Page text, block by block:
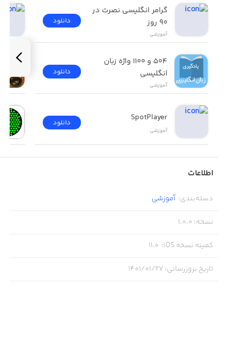
پیام رسان و پیام های سیستمی
و...
٩٠ روز
آموزشی
دانلود
انگلیسی
آموزشی
دانلود
SpotPlayer
آموزشی
دانلود
اطلاعات
دسته‌بندی: آموزشی
نسخه:
1.0.0
کمینه نسخه iOS :
11.0
تاریخ بروزرسانی: ۱۴۰۱/۰۱/۲۷